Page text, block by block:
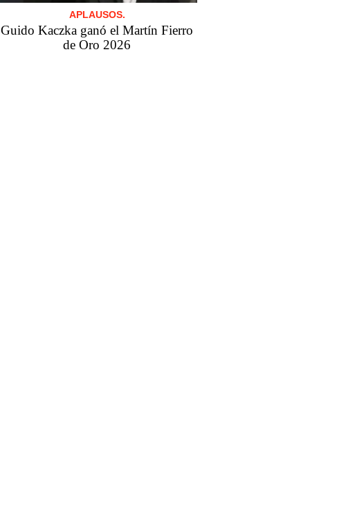
APLAUSOS.
Guido Kaczka ganó el Martín Fierro
de Oro 2026